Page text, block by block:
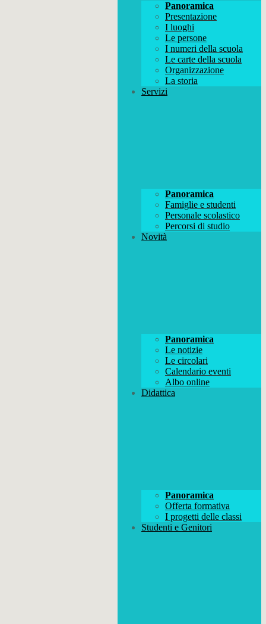
Panoramica
Presentazione
I luoghi
Le persone
I numeri della scuola
Le carte della scuola
Organizzazione
La storia
Servizi
Panoramica
Famiglie e studenti
Personale scolastico
Percorsi di studio
Novità
Panoramica
Le notizie
Le circolari
Calendario eventi
Albo online
Didattica
Panoramica
Offerta formativa
I progetti delle classi
Studenti e Genitori